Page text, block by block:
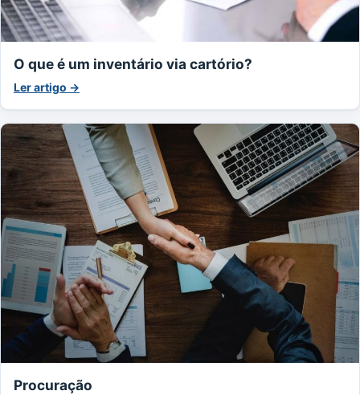
O que é um inventário via cartório?
Ler artigo →
Procuração